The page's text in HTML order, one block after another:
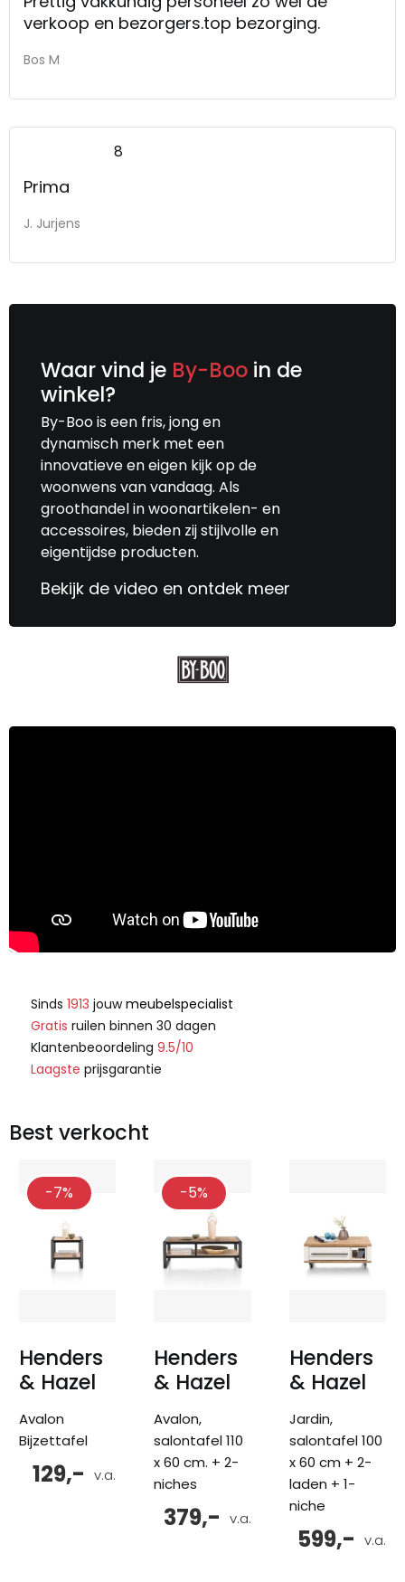
verkoop en bezorgers.top bezorging.
Bos M
8
Prima
J. Jurjens
Waar vind je By-Boo in de
winkel?
By-Boo is een fris, jong en
dynamisch merk met een
innovatieve en eigen kijk op de
woonwens van vandaag. Als
groothandel in woonartikelen- en
accessoires, bieden zij stijlvolle en
eigentijdse producten.
Bekijk de video en ontdek meer
Sinds 1913 jouwmeubelspecialist
Gratis ruilen binnen 30 dagen
Klantenbeoordeling 9.5/10
Laagste prijsgarantie
Best verkocht
-7%
Henders
& Hazel
Avalon
Bijzettafel
v.a.
129,-
-5%
Henders
& Hazel
Avalon,
salontafel 110
x 60 cm. + 2-
niches
v.a.
379,-
Henders
& Hazel
Jardin,
salontafel 100
x 60 cm + 2-
laden + 1-
niche
v.a.
599,-